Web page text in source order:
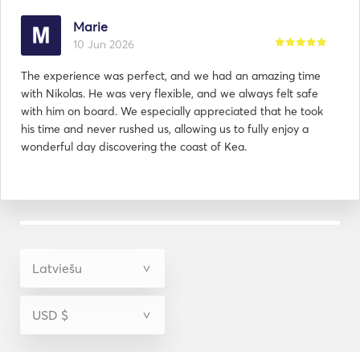
Marie
10 Jun 2026
The experience was perfect, and we had an amazing time
with Nikolas. He was very flexible, and we always felt safe
with him on board. We especially appreciated that he took
his time and never rushed us, allowing us to fully enjoy a
wonderful day discovering the coast of Kea.